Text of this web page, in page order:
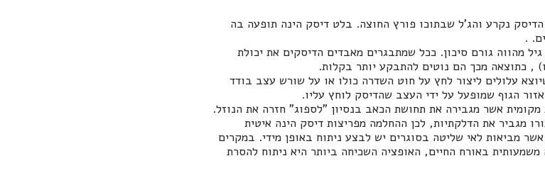
נקרע והג'ל שבתוכו פורץ החוצה. בלט דיסק הינה תופעה בה
.
מהווה גורם סיכון. ככל שמתבגרים מאבדים הדיסקים את יכולת
, כתוצאה מכך הם נוטים להתבקע יותר בקלות.
עלולים ליצור לחץ על חוט השדרה כולו או על שורש עצב בודד
הגוף שמופעל על ידי העצב שהדיסק לוחץ עליו.
מקומית אשר מגבירה את תחושת הכאב בנסיון "לספוג" חזרה את הנוזל.
מגביר את הדלקתיות, לכן ההחלמה מפריצות דיסק הינה איטית
מביאות לאי שליטה בסוגרים יש לבצע ניתוח באופן מידי. במקרים
באורח החיים, האופציה השכיחה ביותר היא ניתוח להסרת